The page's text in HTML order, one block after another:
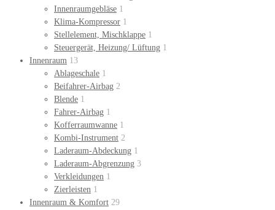
Innenraumgebläse 1
Klima-Kompressor 1
Stellelement, Mischklappe 1
Steuergerät, Heizung/ Lüftung 1
Innenraum 13
Ablageschale 1
Beifahrer-Airbag 2
Blende 1
Fahrer-Airbag 1
Kofferraumwanne 1
Kombi-Instrument 2
Laderaum-Abdeckung 1
Laderaum-Abgrenzung 3
Verkleidungen 1
Zierleisten 1
Innenraum & Komfort 29